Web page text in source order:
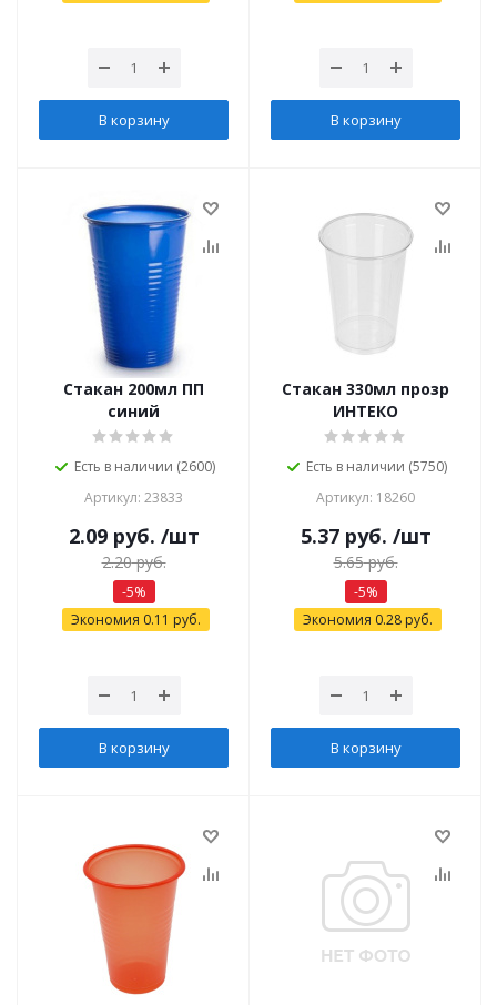
В корзину В корзину
Стакан 200мл ПП
синий
Есть в наличии (2600)
Артикул: 23833
2.09руб. /шт
2.20руб.
-5%
Экономия 0.11 руб.
В корзину
Стакан 330мл прозр
ИНТЕКО
Есть в наличии (5750)
Артикул: 18260
5.37руб. /шт
5.65руб.
-5%
Экономия 0.28руб.
В корзину